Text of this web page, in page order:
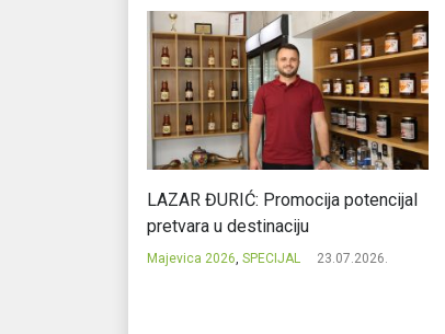
LAZAR ĐURIĆ: Promocija potencijal
pretvara u destinaciju
Majevica 2026, SPECIJAL 23.07.2026.